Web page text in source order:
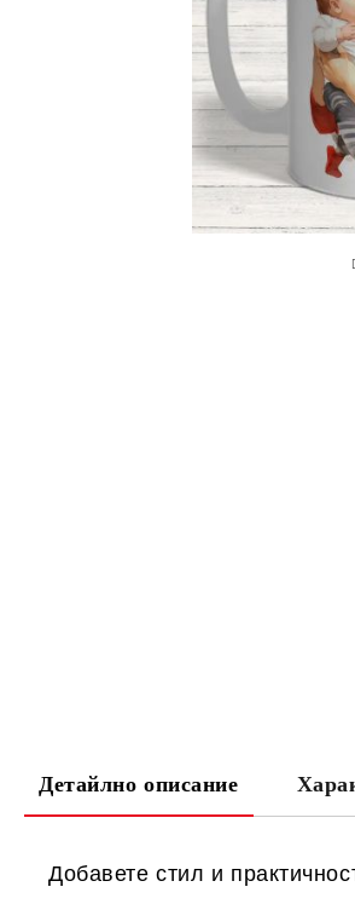
Детайлно описание
Добавете стил и